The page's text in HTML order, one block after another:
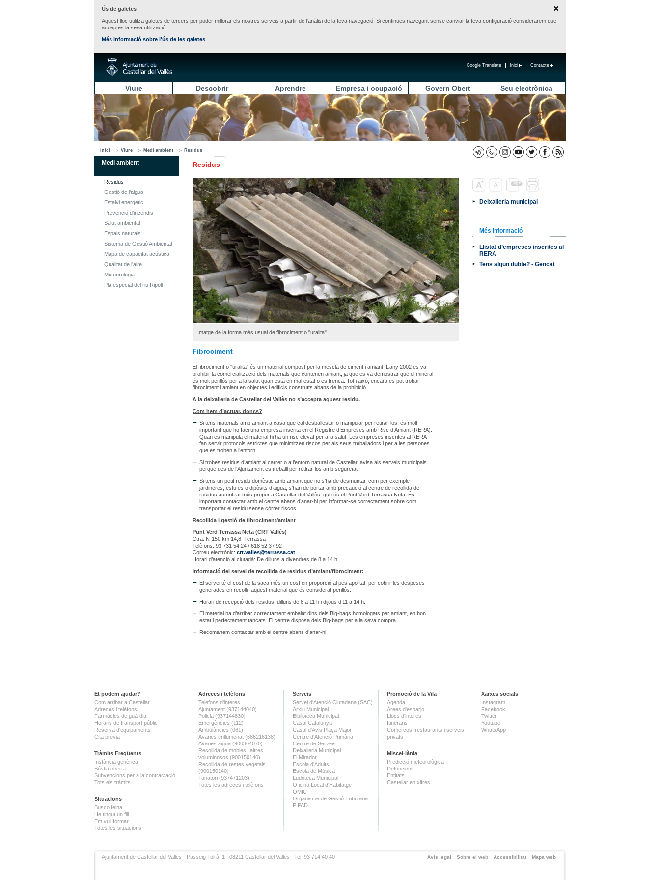
Ús de galetes
Aquest lloc utilitza galetes de tercers per poder millorar els nostres serveis a partir de l'anàlisi de la teva navegació. Si continues navegant sense canviar la teva configuració considerarem que
acceptes la seva utilització.
Més informació sobre l'ús de les galetes
Contacte
Inici
Google Translate
Viure Descobrir Aprendre Empresa i ocupació Govern Obert Seu electrònica
Inici Viure Medi ambient Residus
Medi ambient
Residus
Gestió de l'aigua
Estalvi energètic
Prevenció d'incendis
Salut ambiental
Espais naturals
Sistema de Gestió Ambiental
Mapa de capacitat acústica
Qualitat de l'aire
Meteorologia
Pla especial del riu Ripoll
Residus
Imatge de la forma més usual de fibrociment o "uralita".
Fibrociment
El fibrociment o "uralita" és un material compost per la mescla de ciment i amiant. L’any 2002 es va
prohibir la comercialització dels materials que contenen amiant, ja que es va demostrar que el mineral
és molt perillós per a la salut quan està en mal estat o es trenca. Tot i això, encara es pot trobar
fibrociment i amiant en objectes i edificis construïts abans de la prohibició.
A la deixalleria de Castellar del Vallès no s’accepta aquest residu.
Com hem d’actuar, doncs?
Si tens materials amb amiant a casa que cal desballestar o manipular per retirar-los, és molt
important que ho faci una empresa inscrita en el Registre d’Empreses amb Risc d’Amiant (RERA).
Quan es manipula el material hi ha un risc elevat per a la salut. Les empreses inscrites al RERA
fan servir protocols estrictes que minimitzen riscos per als seus treballadors i per a les persones
que es troben a l’entorn.
Si trobes residus d’amiant al carrer o a l’entorn natural de Castellar, avisa als serveis municipals
perquè des de l’Ajuntament es treballi per retirar-los amb seguretat.
Si tens un petit residu domèstic amb amiant que no s’ha de desmuntar, com per exemple
jardineres, estufes o dipòsits d’aigua, s’han de portar amb precaució al centre de recollida de
residus autoritzat més proper a Castellar del Vallès, que és el Punt Verd Terrassa Neta. És
important contactar amb el centre abans d’anar-hi per informar-se correctament sobre com
transportar el residu sense córrer riscos.
Recollida i gestió de fibrociment/amiant
Punt Verd Terrassa Neta (CRT Vallès)
Ctra. N-150 km 14,8. Terrassa
Telèfons: 93 731 54 24 / 618 52 37 92
Correu electrònic: crt.valles@terrassa.cat
Horari d’atenció al ciutadà: De dilluns a divendres de 8 a 14 h
Informació del servei de recollida de residus d’amiant/fibrociment:
El servei té el cost de la saca més un cost en proporció al pes aportat, per cobrir les despeses
generades en recollir aquest material que és considerat perillós.
Horari de recepció dels residus: dilluns de 8 a 11 h i dijous d’11 a 14 h.
El material ha d’arribar correctament embalat dins dels Big-bags homologats per amiant, en bon
estat i perfectament tancats. El centre disposa dels Big-bags per a la seva compra.
Recomanem contactar amb el centre abans d’anar-hi.
Deixalleria municipal
Més informació
Llistat d’empreses inscrites al
RERA
Tens algun dubte? - Gencat
Et podem ajudar?
Com arribar a Castellar
Adreces i telèfons
Farmàcies de guàrdia
Horaris de transport públic
Reserva d'equipaments
Cita prèvia
Tràmits Freqüents
Instància genèrica
Bústia oberta
Subvencions per a la contractació
Tots els tràmits
Situacions
Busco feina
He tingut un fill
Em vull formar
Totes les situacions
Adreces i telèfons
Telèfons d'interès
Ajuntament (937144040)
Policia (937144830)
Emergències (112)
Ambulàncies (061)
Avaries enllumenat (686216138)
Avaries aigua (900304070)
Recollida de mobles i altres
voluminosos (900150140)
Recollida de restes vegetals
(900150140)
Tanatori (937471203)
Totes les adreces i telèfons
Serveis
Servei d'Atenció Ciutadana (SAC)
Arxiu Municipal
Biblioteca Municipal
Casal Catalunya
Casal d'Avis Plaça Major
Centre d'Atenció Primària
Centre de Serveis
Deixalleria Municipal
El Mirador
Escola d'Adults
Escola de Música
Ludoteca Municipal
Oficina Local d'Habitatge
OMIC
Organisme de Gestió Tributària
PIPAD
Promoció de la Vila
Agenda
Àrees d'esbarjo
Llocs d'interès
Itineraris
Comerços, restaurants i serveis
privats
Miscel·lània
Predicció meteorològica
Defuncions
Entitats
Castellar en xifres
Xarxes socials
Instagram
Facebook
Twitter
Youtube
WhatsApp
Avís legal Sobre el web Accessibilitat Mapa web
Ajuntament de Castellar del Vallès · Passeig Tolrà, 1 | 08211 Castellar del Vallès | Tel. 93 714 40 40